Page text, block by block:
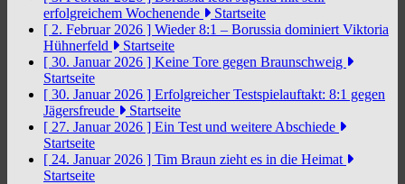
erfolgreichem Wochenende
Startseite
[ 2. Februar 2026 ] Wieder 8:1 – Borussia dominiert Viktoria
Hühnerfeld
Startseite
[ 30. Januar 2026 ] Keine Tore gegen Braunschweig
Startseite
[ 30. Januar 2026 ] Erfolgreicher Testspielauftakt: 8:1 gegen
Jägersfreude
Startseite
[ 27. Januar 2026 ] Ein Test und weitere Abschiede
Startseite
[ 24. Januar 2026 ] Tim Braun zieht es in die Heimat
Startseite